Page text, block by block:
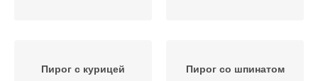
Пирог с курицей Пирог со шпинатом